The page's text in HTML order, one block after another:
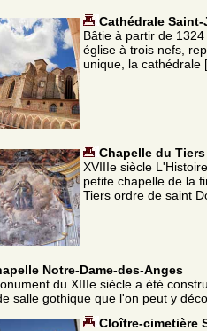
Cathédrale
Bâtie à partir de
église à trois nefs,
unique, la cathédrale
Chapelle du
XVIIIe siècle
petite chapelle de la
Tiers ordre de saint
Notre-Dame-des-Anges
du XIIIe siècle a été
salle gothique que l'on peut y
Cloître-cimetière